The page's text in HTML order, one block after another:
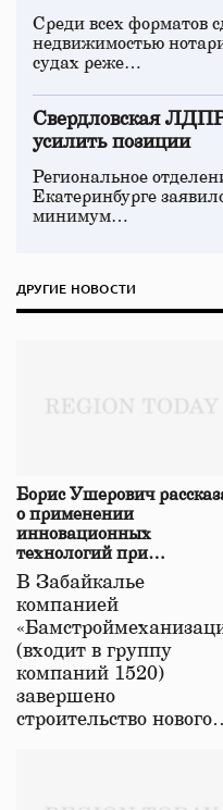
Среди всех форматов
недвижимостью
судах реже…
Свердловская
усилить позиции
Региональное
Екатеринбурге
минимум…
ДРУГИЕ НОВОСТИ
Борис Ушерович
о применении
инновационных
технологий при
строительстве нового
в Забайкалье
В Забайкалье
компанией
(входит в группу
компаний 1520)
завершено
строительство